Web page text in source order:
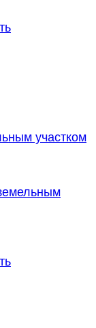
участком